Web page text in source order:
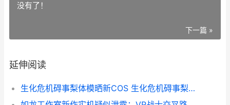
没有了！
下一篇 »
延伸阅读
生化危机碍事梨体模晒新COS 生化危机碍事梨立绘